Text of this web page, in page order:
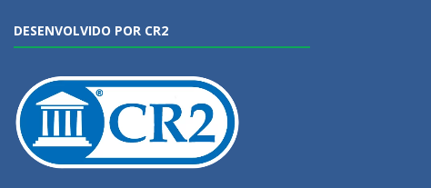
DESENVOLVIDO POR CR2